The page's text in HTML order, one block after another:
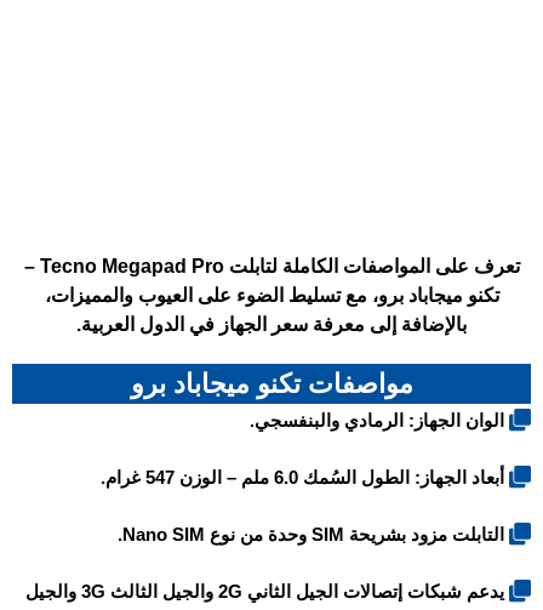
تعرف على المواصفات الكاملة لتابلت Tecno Megapad Pro –
تكنو ميجاباد برو، مع تسليط الضوء على العيوب والمميزات،
بالإضافة إلى معرفة سعر الجهاز في الدول العربية.
مواصفات تكنو ميجاباد برو
الوان الجهاز: الرمادي والبنفسجي.
أبعاد الجهاز: الطول السُمك 6.0 ملم – الوزن 547 غرام.
التابلت مزود بشريحة SIM وحدة من نوع Nano SIM.
يدعم شبكات إتصالات الجيل الثاني 2G والجيل الثالث 3G والجيل